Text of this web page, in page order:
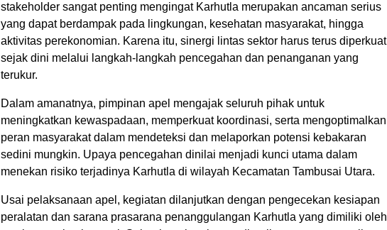
stakeholder sangat penting mengingat Karhutla merupakan ancaman serius
yang dapat berdampak pada lingkungan, kesehatan masyarakat, hingga
aktivitas perekonomian. Karena itu, sinergi lintas sektor harus terus diperkuat
sejak dini melalui langkah-langkah pencegahan dan penanganan yang
terukur.
Dalam amanatnya, pimpinan apel mengajak seluruh pihak untuk
meningkatkan kewaspadaan, memperkuat koordinasi, serta mengoptimalkan
peran masyarakat dalam mendeteksi dan melaporkan potensi kebakaran
sedini mungkin. Upaya pencegahan dinilai menjadi kunci utama dalam
menekan risiko terjadinya Karhutla di wilayah Kecamatan Tambusai Utara.
Usai pelaksanaan apel, kegiatan dilanjutkan dengan pengecekan kesiapan
peralatan dan sarana prasarana penanggulangan Karhutla yang dimiliki oleh